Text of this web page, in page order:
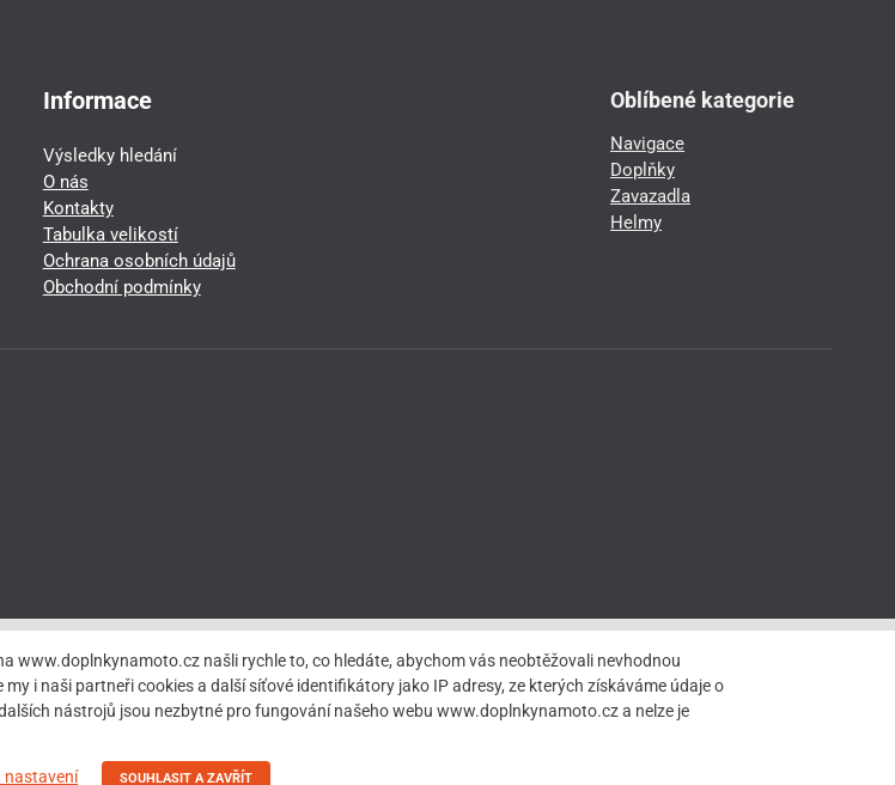
Informace
Výsledky hledání
O nás
Kontakty
Tabulka velikostí
Ochrana osobních údajů
Obchodní podmínky
Oblíbené kategorie
Navigace
Doplňky
Zavazadla
Helmy
www.doplnkynamoto.cz našli rychle to, co hledáte, abychom vás neobtěžovali nevhodnou
i naši partneři cookies a další síťové identifikátory jako IP adresy, ze kterých získáváme údaje o
nástrojů jsou nezbytné pro fungování našeho webu www.doplnkynamoto.cz a nelze je
nastavení SOUHLASIT A ZAVŘÍT